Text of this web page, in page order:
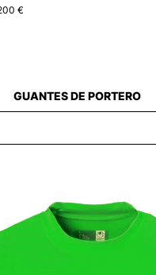
principal
€
GUANTES DE PORTERO